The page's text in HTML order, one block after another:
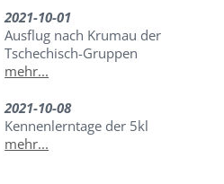
2021-10-01
Ausflug nach Krumau der
Tschechisch-Gruppen
mehr...
2021-10-08
Kennenlerntage der 5kl
mehr...